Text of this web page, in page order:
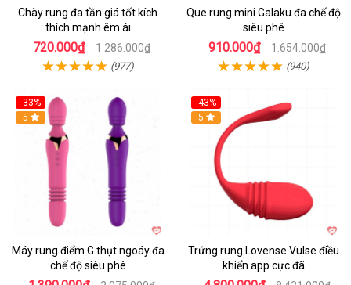
Chày rung đa tần giá tốt kích
thích mạnh êm ái
720.000₫ 1.286.000₫
(977)
Que rung mini Galaku đa chế độ
siêu phê
910.000₫ 1.654.000₫
(940)
-33%
Hot
5
Máy rung điểm G thụt ngoáy đa
chế độ siêu phê
-43%
Hot
5
Trứng rung Lovense Vulse điều
khiển app cực đã